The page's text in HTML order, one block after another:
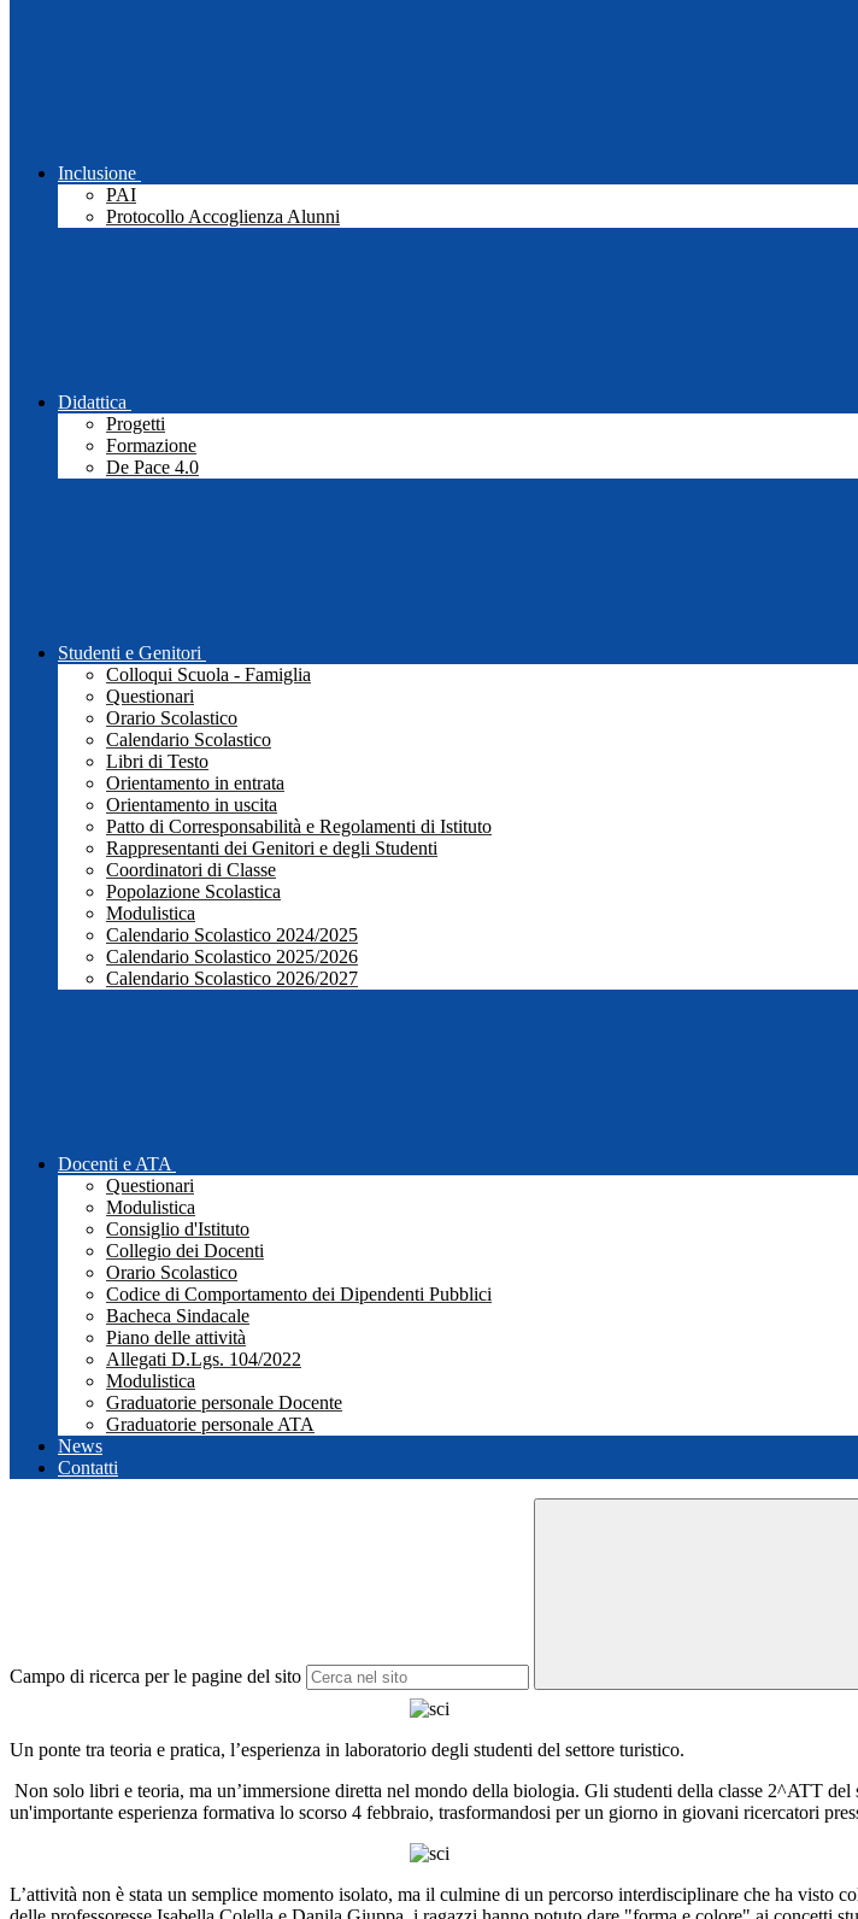
Inclusione
PAI
Protocollo Accoglienza Alunni
Didattica
Progetti
Formazione
De Pace 4.0
Studenti e Genitori
Colloqui Scuola - Famiglia
Questionari
Orario Scolastico
Calendario Scolastico
Libri di Testo
Orientamento in entrata
Orientamento in uscita
Patto di Corresponsabilità e Regolamenti di Istituto
Rappresentanti dei Genitori e degli Studenti
Coordinatori di Classe
Popolazione Scolastica
Modulistica
Calendario Scolastico 2024/2025
Calendario Scolastico 2025/2026
Calendario Scolastico 2026/2027
Docenti e ATA
Questionari
Modulistica
Consiglio d'Istituto
Collegio dei Docenti
Orario Scolastico
Codice di Comportamento dei Dipendenti Pubblici
Bacheca Sindacale
Piano delle attività
Allegati D.Lgs. 104/2022
Modulistica
Graduatorie personale Docente
Graduatorie personale ATA
News
Contatti
Campo di ricerca per le pagine del sito
Un ponte tra teoria e pratica, l’esperienza in laboratorio degli studenti del settore turistico.
Non solo libri e teoria, ma un’immersione diretta nel mondo della biologia. Gli studenti della classe 2^ATT
un'importante esperienza formativa lo scorso 4 febbraio, trasformandosi per un giorno in giovani ricercatori
L’attività non è stata un semplice momento isolato, ma il culmine di un percorso interdisciplinare che ha visto